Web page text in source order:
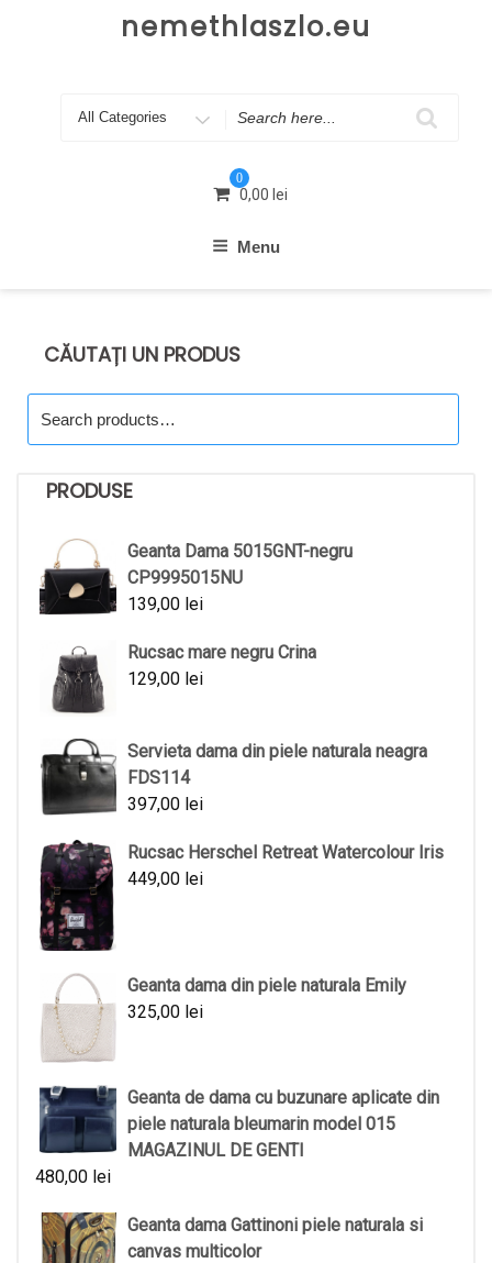
nemethlaszlo.eu
Search
0
0,00 lei
Menu
CĂUTAȚI UN PRODUS
for:
PRODUSE
Geanta Dama 5015GNT-negru
CP9995015NU
139,00 lei
Rucsac mare negru Crina
129,00 lei
Servieta dama din piele naturala neagra
FDS114
397,00 lei
Rucsac Herschel Retreat Watercolour Iris
449,00 lei
Geanta dama din piele naturala Emily
325,00 lei
Geanta de dama cu buzunare aplicate din
piele naturala bleumarin model 015
MAGAZINUL DE GENTI
480,00 lei
Geanta dama Gattinoni piele naturala si
canvas multicolor